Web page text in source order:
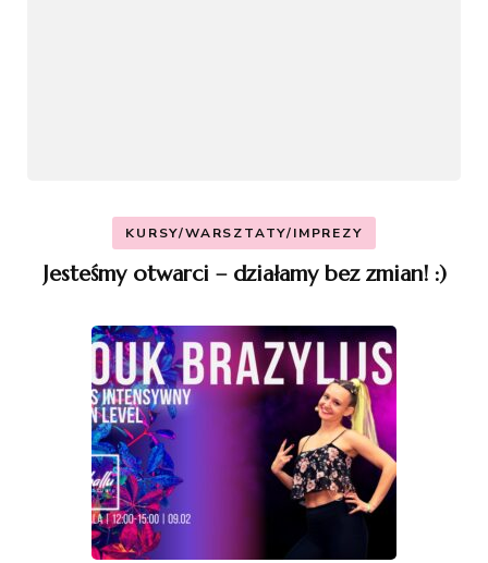
KURSY/WARSZTATY/IMPREZY
Jesteśmy otwarci – działamy bez zmian! :)